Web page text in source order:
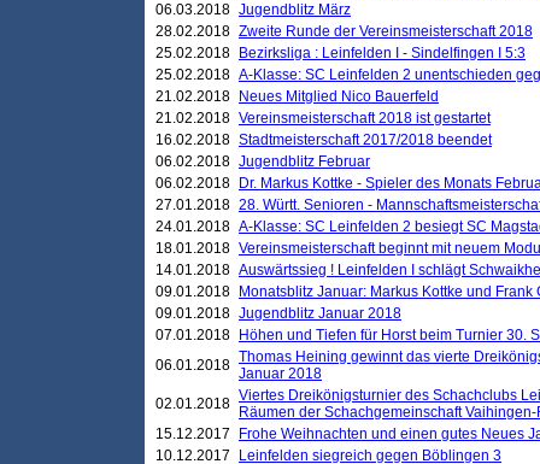
06.03.2018 Jugendblitz März
28.02.2018 Zweite Runde der Vereinsmeisterschaft 2018
25.02.2018
Bezirksliga : Leinfelden I - Sindelfingen I 5:3
25.02.2018 A-Klasse: SC Leinfelden 2 unentschieden
21.02.2018
Neues Mitglied Nico Bauerfeld
21.02.2018 Vereinsmeisterschaft 2018 ist gestartet
16.02.2018 Stadtmeisterschaft 2017/2018 beendet
06.02.2018 Jugendblitz Februar
06.02.2018
Dr. Markus Kottke - Spieler des Monats
27.01.2018 28. Württ. Senioren -
24.01.2018 A-Klasse: SC Leinfelden 2 besiegt SC
18.01.2018 Vereinsmeisterschaft beginnt mit neuem
14.01.2018 Auswärtssieg ! Leinfelden I schlägt
09.01.2018
Monatsblitz Januar: Markus Kottke und
09.01.2018 Jugendblitz Januar 2018
07.01.2018
Höhen und Tiefen für Horst beim Turnier 30.
06.01.2018 Thomas Heining gewinnt das vierte
Januar 2018
02.01.2018 Viertes Dreikönigsturnier des Schachclubs
Räumen der Schachgemeinschaft
15.12.2017
Frohe Weihnachten und einen gutes Neues
10.12.2017
Leinfelden siegreich gegen Böblingen 3